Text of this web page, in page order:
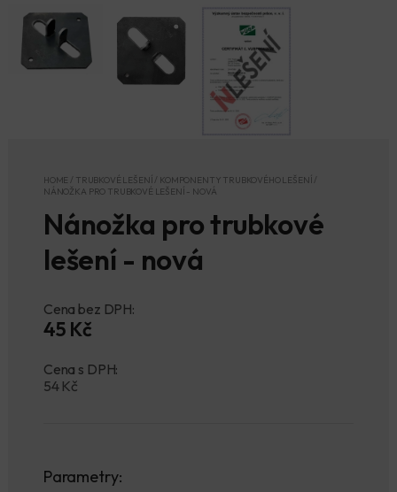
HOME / TRUBKOVÉ LEŠENÍ / KOMPONENTY TRUBKOVÉHO LEŠENÍ /
NÁNOŽKA PRO TRUBKOVÉ LEŠENÍ - NOVÁ
Nánožka pro trubkové
lešení - nová
Cena bez DPH:
45 Kč
Cena s DPH:
54 Kč
Parametry: